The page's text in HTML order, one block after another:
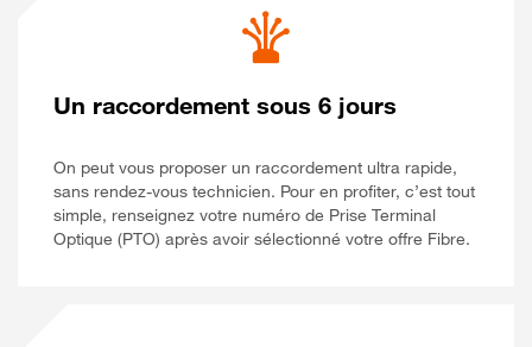
Un raccordement sous 6 jours
On peut vous proposer un raccordement ultra rapide,
sans rendez-vous technicien. Pour en profiter, c’est tout
simple, renseignez votre numéro de Prise Terminal
Optique (PTO) après avoir sélectionné votre offre Fibre.